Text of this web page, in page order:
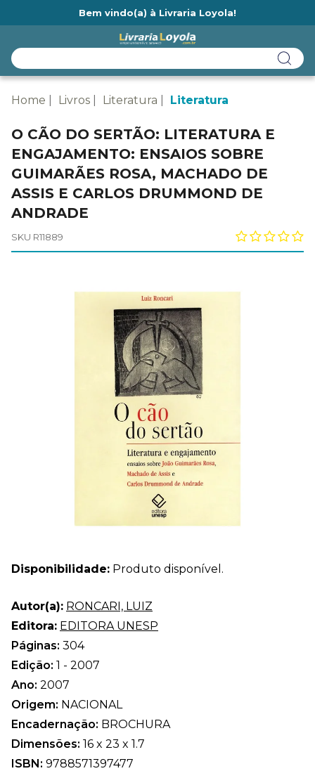
Bem vindo(a) à Livraria Loyola!
Home Livros Literatura Literatura
O CÃO DO SERTÃO: LITERATURA E
ENGAJAMENTO: ENSAIOS SOBRE
GUIMARÃES ROSA, MACHADO DE
ASSIS E CARLOS DRUMMOND DE
ANDRADE
SKU R11889
Disponibilidade: Produto disponível.
Autor(a): RONCARI, LUIZ
Editora: EDITORA UNESP
Páginas: 304
Edição: 1 - 2007
Ano: 2007
Origem: NACIONAL
Encadernação: BROCHURA
Dimensões: 16 x 23 x 1.7
ISBN: 9788571397477